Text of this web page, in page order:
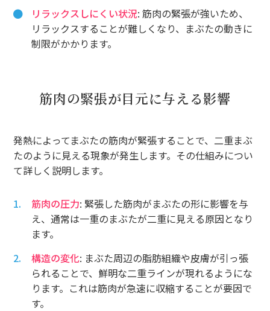
リラックスしにくい状況: 筋肉の緊張が強いため、
リラックスすることが難しくなり、まぶたの動きに
制限がかかります。
筋肉の緊張が目元に与える影響
発熱によってまぶたの筋肉が緊張することで、二重まぶ
たのように見える現象が発生します。その仕組みについ
て詳しく説明します。
筋肉の圧力: 緊張した筋肉がまぶたの形に影響を与
え、通常は一重のまぶたが二重に見える原因となり
ます。
構造の変化: まぶた周辺の脂肪組織や皮膚が引っ張
られることで、鮮明な二重ラインが現れるようにな
ります。これは筋肉が急速に収縮することが要因で
す。